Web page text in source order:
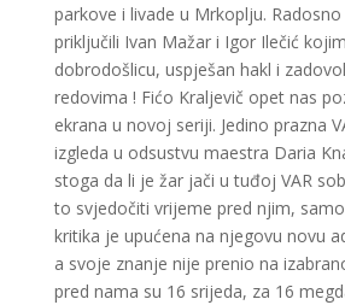
parkove i livade u Mrkoplju.
priključili Ivan Mažar i Igor Ilečić
dobrodošlicu, uspješan hakl i
redovima ! Fićo Kraljevič opet nas
ekrana u novoj seriji. Jedino prazna
izgleda u odsustvu maestra Daria
stoga da li je žar jači u tuđoj VAR
to svjedočiti vrijeme pred njim,
kritika je upućena na njegovu novu
a svoje znanje nije prenio na
pred nama su 16 srijeda, za 16